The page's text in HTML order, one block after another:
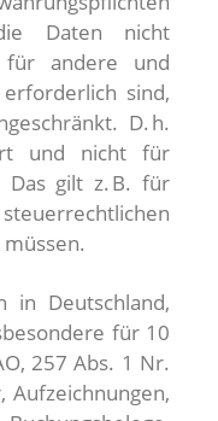
Daten nicht
für andere und
sind,
D. h.
und nicht für
Das gilt z. B. für
in Deutschland,
für 10
257 Abs. 1 Nr.
Aufzeichnungen,